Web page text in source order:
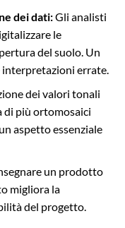
dei dati:Gli analisti
le
del suolo. Un
errate.
dei valori tonali
di più ortomosaici
aspetto essenziale
un prodotto
migliora la
del progetto.